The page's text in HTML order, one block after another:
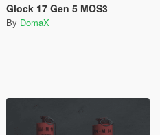
Glock 17 Gen 5 MOS3
By DomaX